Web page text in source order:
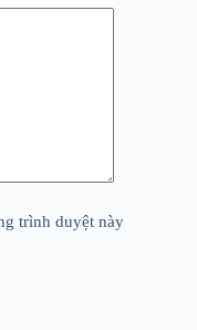
trình duyệt này